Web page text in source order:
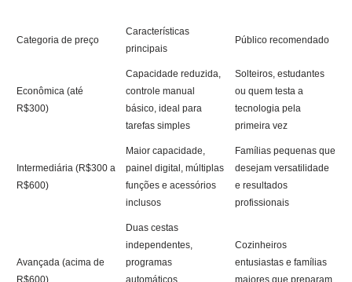
Categoria de preço
Características
principais
Público recomendado
Econômica (até
R$300)
Capacidade reduzida,
controle manual
básico, ideal para
tarefas simples
Solteiros, estudantes
ou quem testa a
tecnologia pela
primeira vez
Intermediária (R$300 a
R$600)
Maior capacidade,
painel digital, múltiplas
funções e acessórios
inclusos
Famílias pequenas que
desejam versatilidade
e resultados
profissionais
Avançada (acima de
R$600)
Duas cestas
independentes,
programas
automáticos,
Cozinheiros
entusiastas e famílias
maiores que preparam